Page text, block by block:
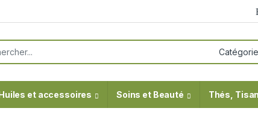
et accessoires Soins et Beauté Thés,